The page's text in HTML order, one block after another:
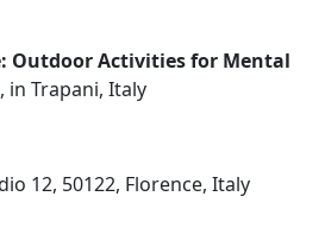
Outdoor Activities for Mental
, in Trapani, Italy
12, 50122, Florence, Italy